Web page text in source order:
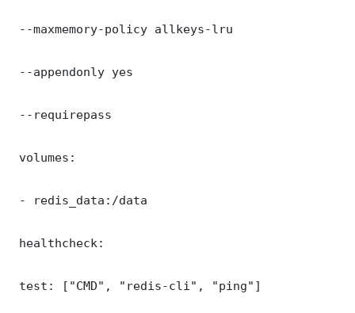
--maxmemory-policy allkeys-lru
--appendonly yes
--requirepass
volumes:
- redis_data:/data
healthcheck:
test: ["CMD", "redis-cli", "ping"]